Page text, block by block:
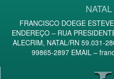
FRANCISCO DOEGE
ENDEREÇO – RUA
ALECRIM, NATAL/RN 59.031-
99865-2897 EMAIL –